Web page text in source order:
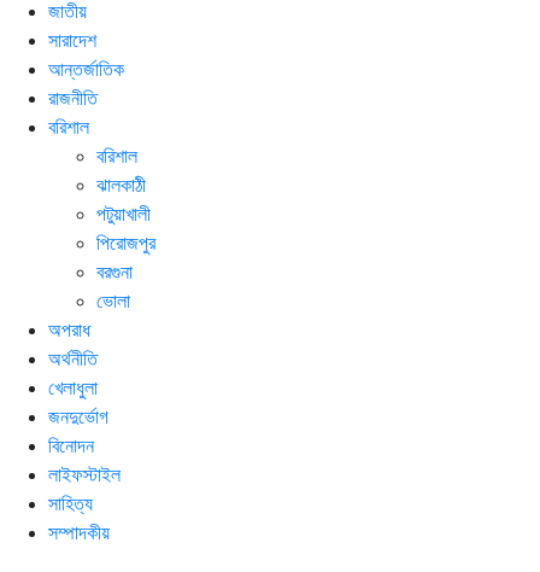
জাতীয়
সারাদেশ
আন্তর্জাতিক
রাজনীতি
বরিশাল
বরিশাল
ঝালকাঠী
পটুয়াখালী
পিরোজপুর
বরগুনা
ভোলা
অপরাধ
অর্থনীতি
খেলাধুলা
জনদুর্ভোগ
বিনোদন
লাইফস্টাইল
সাহিত্য
সম্পাদকীয়